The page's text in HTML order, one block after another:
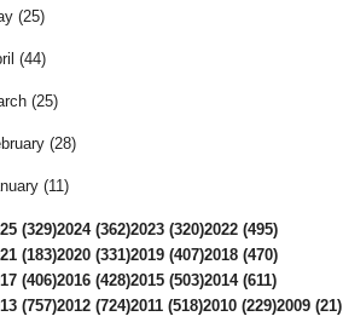
(25)
(44)
(25)
(28)
(11)
(329)2024 (362)2023 (320)2022 (495)
(183)2020 (331)2019 (407)2018 (470)
(406)2016 (428)2015 (503)2014 (611)
(757)2012 (724)2011 (518)2010 (229)2009 (21)